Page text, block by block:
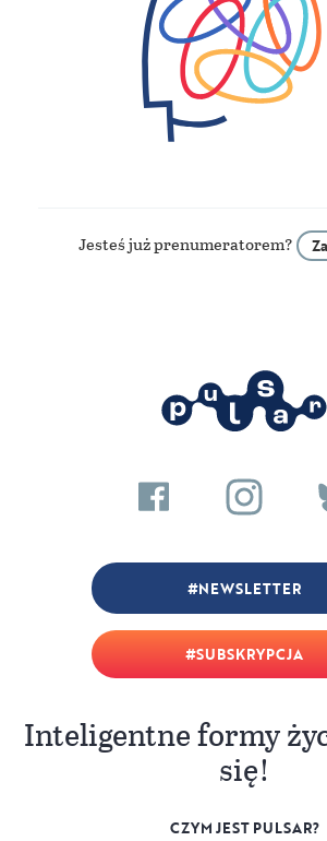
Jesteś już prenumeratorem?
SUBSKRYPCJA
NEWSLETTER
Inteligentne formy
się!
CZYM JEST PULSAR?